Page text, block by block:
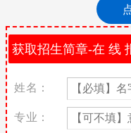
2021重庆专科学校排
排 名 高校名称
1
重庆工业职业技术
重庆电子工程职业学
重庆工程职业技术
姓名：
专业：